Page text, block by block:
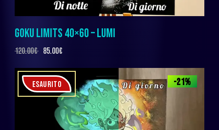
GOKU LIMITS 40×60 – LUMI
120.00€ 85.00€
ESAURITO -21%